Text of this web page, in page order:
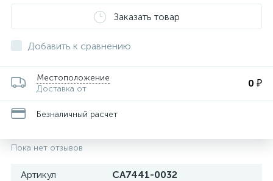
Заказать товар
Добавить к сравнению
Местоположение
Доставка от
0 ₽
Безналичный расчет
Пока нет отзывов
Артикул CA7441-0032